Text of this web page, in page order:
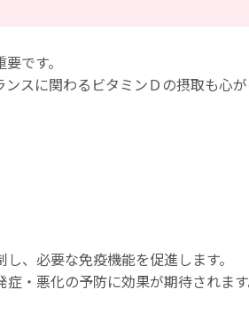
です。
スに関わるビタミンＤの摂取も心
、必要な免疫機能を促進します。
・悪化の予防に効果が期待されます